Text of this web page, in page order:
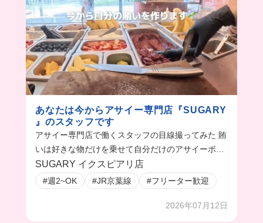
あなたは今からアサイー専門店『SUGARY
』のスタッフです
アサイー専門店で働くスタッフの目線撮ってみた 賄
いは好きな物だけを乗せて自分だけのアサイーボー
ルを作ってるよ💜
SUGARY イクスピアリ店
#週2~OK #JR京葉線 #フリーター歓迎
2026年07月12日